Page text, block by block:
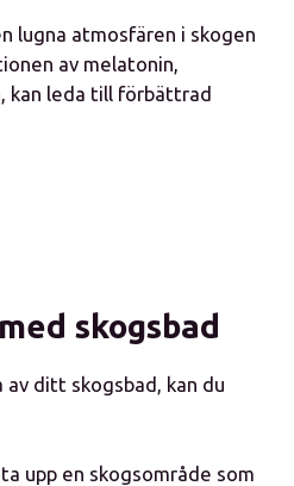
lugna atmosfären i skogen
av melatonin,
kan leda till förbättrad
skogsbad
ditt skogsbad, kan du
upp en skogsområde som